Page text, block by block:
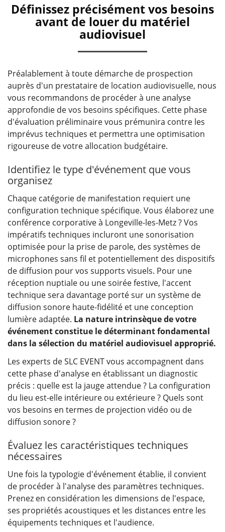
Définissez précisément vos besoins
avant de louer du matériel
audiovisuel
Préalablement à toute démarche de prospection
auprès d'un prestataire de location audiovisuelle, nous
vous recommandons de procéder à une analyse
approfondie de vos besoins spécifiques. Cette phase
d'évaluation préliminaire vous prémunira contre les
imprévus techniques et permettra une optimisation
rigoureuse de votre allocation budgétaire.
Identifiez le type d'événement que vous
organisez
Chaque catégorie de manifestation requiert une
configuration technique spécifique. Vous élaborez une
conférence corporative à Longeville-les-Metz ? Vos
impératifs techniques incluront une sonorisation
optimisée pour la prise de parole, des systèmes de
microphones sans fil et potentiellement des dispositifs
de diffusion pour vos supports visuels. Pour une
réception nuptiale ou une soirée festive, l'accent
technique sera davantage porté sur un système de
diffusion sonore haute-fidélité et une conception
lumière adaptée. La nature intrinsèque de votre
événement constitue le déterminant fondamental
dans la sélection du matériel audiovisuel approprié.
Les experts de SLC EVENT vous accompagnent dans
cette phase d'analyse en établissant un diagnostic
précis : quelle est la jauge attendue ? La configuration
du lieu est-elle intérieure ou extérieure ? Quels sont
vos besoins en termes de projection vidéo ou de
diffusion sonore ?
Évaluez les caractéristiques techniques
nécessaires
Une fois la typologie d'événement établie, il convient
de procéder à l'analyse des paramètres techniques.
Prenez en considération les dimensions de l'espace,
ses propriétés acoustiques et les distances entre les
équipements techniques et l'audience.